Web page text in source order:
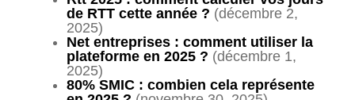
de RTT cette année ? (décembre 2,
2025)
Net entreprises : comment utiliser la
plateforme en 2025 ? (décembre 1,
2025)
80% SMIC : combien cela représente